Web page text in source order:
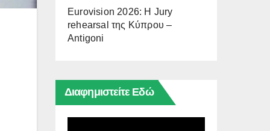
Eurovision 2026: Η Jury
rehearsal της Κύπρου –
Antigoni
Διαφημιστείτε Εδώ